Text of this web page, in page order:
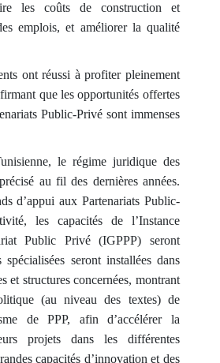
les coûts de construction et
emplois, et améliorer la qualité
ont réussi à profiter pleinement
que les opportunités offertes
Public-Privé sont immenses
le régime juridique des
au fil des dernières années.
d’appui aux Partenariats Public-
les capacités de l’Instance
Public Privé (IGPPP) seront
spécialisées seront installées dans
et structures concernées, montrant
(au niveau des textes) de
de PPP, afin d’accélérer la
projets dans les différentes
capacités d’innovation et des